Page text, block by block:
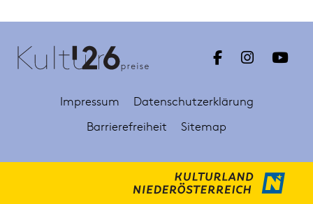
Impressum
Datenschutzerklärung
Barrierefreiheit
Sitemap